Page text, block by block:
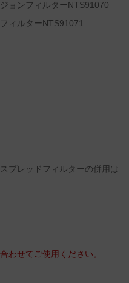
ョンフィルターNTS91070
ィルターNTS91071
プレッドフィルターの併用は
わせてご使用ください。